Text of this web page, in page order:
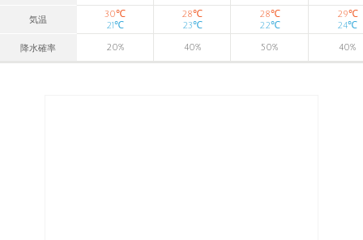
気温
30℃
21℃
28℃
23℃
28℃
22℃
29℃
24℃
降水確率 20% 40% 50% 40%